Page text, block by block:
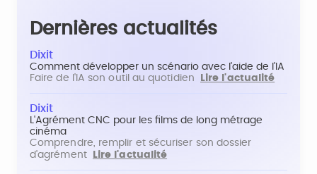
Dernières actualités
Dixit
Comment développer un scénario avec l'aide de l'IA
Faire de l'IA son outil au quotidien
Lire l'actualité
Dixit
L'Agrément CNC pour les films de long métrage
cinéma
Comprendre, remplir et sécuriser son dossier
d'agrément
Lire l'actualité